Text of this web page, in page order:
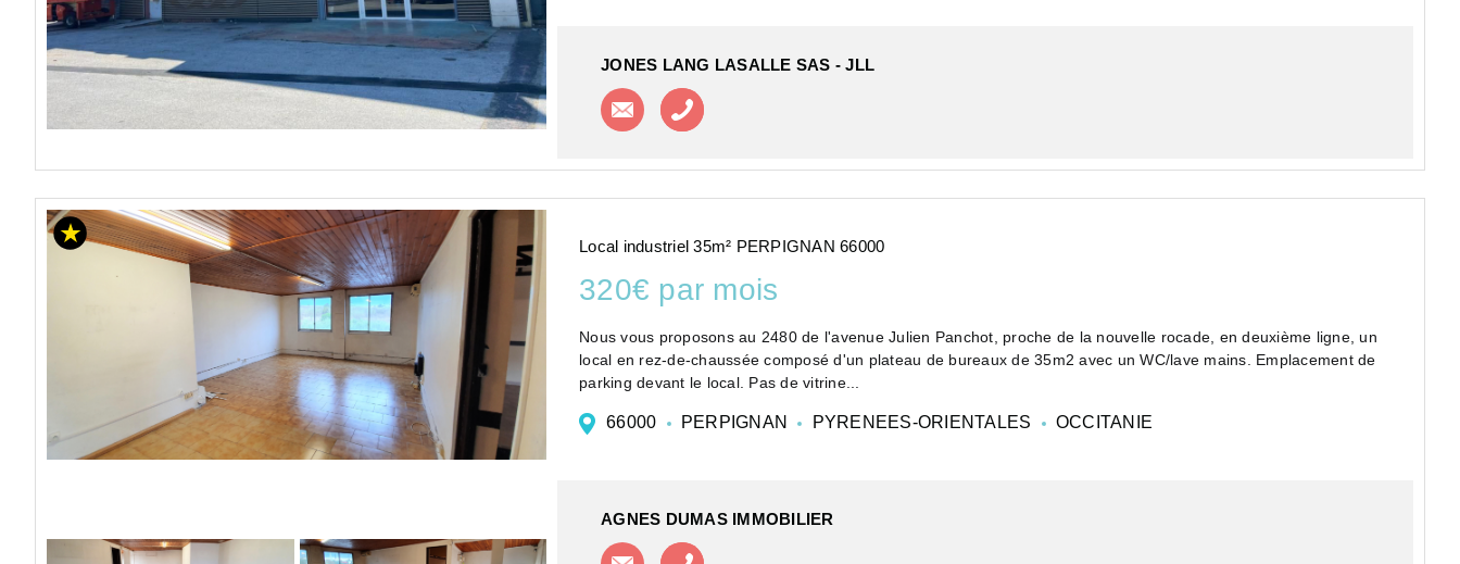
JONES LANG LASALLE SAS - JLL
Contacter l'agence
Local industriel 35m² PERPIGNAN 66000
320€ par mois
Nous vous proposons au 2480 de l'avenue Julien Panchot, proche de la nouvelle rocade, en deuxième ligne, un
local en rez-de-chaussée composé d'un plateau de bureaux de 35m2 avec un WC/lave mains. Emplacement de
parking devant le local. Pas de vitrine...
66000 PERPIGNAN PYRENEES-ORIENTALES OCCITANIE
AGNES DUMAS IMMOBILIER
Contacter l'agence